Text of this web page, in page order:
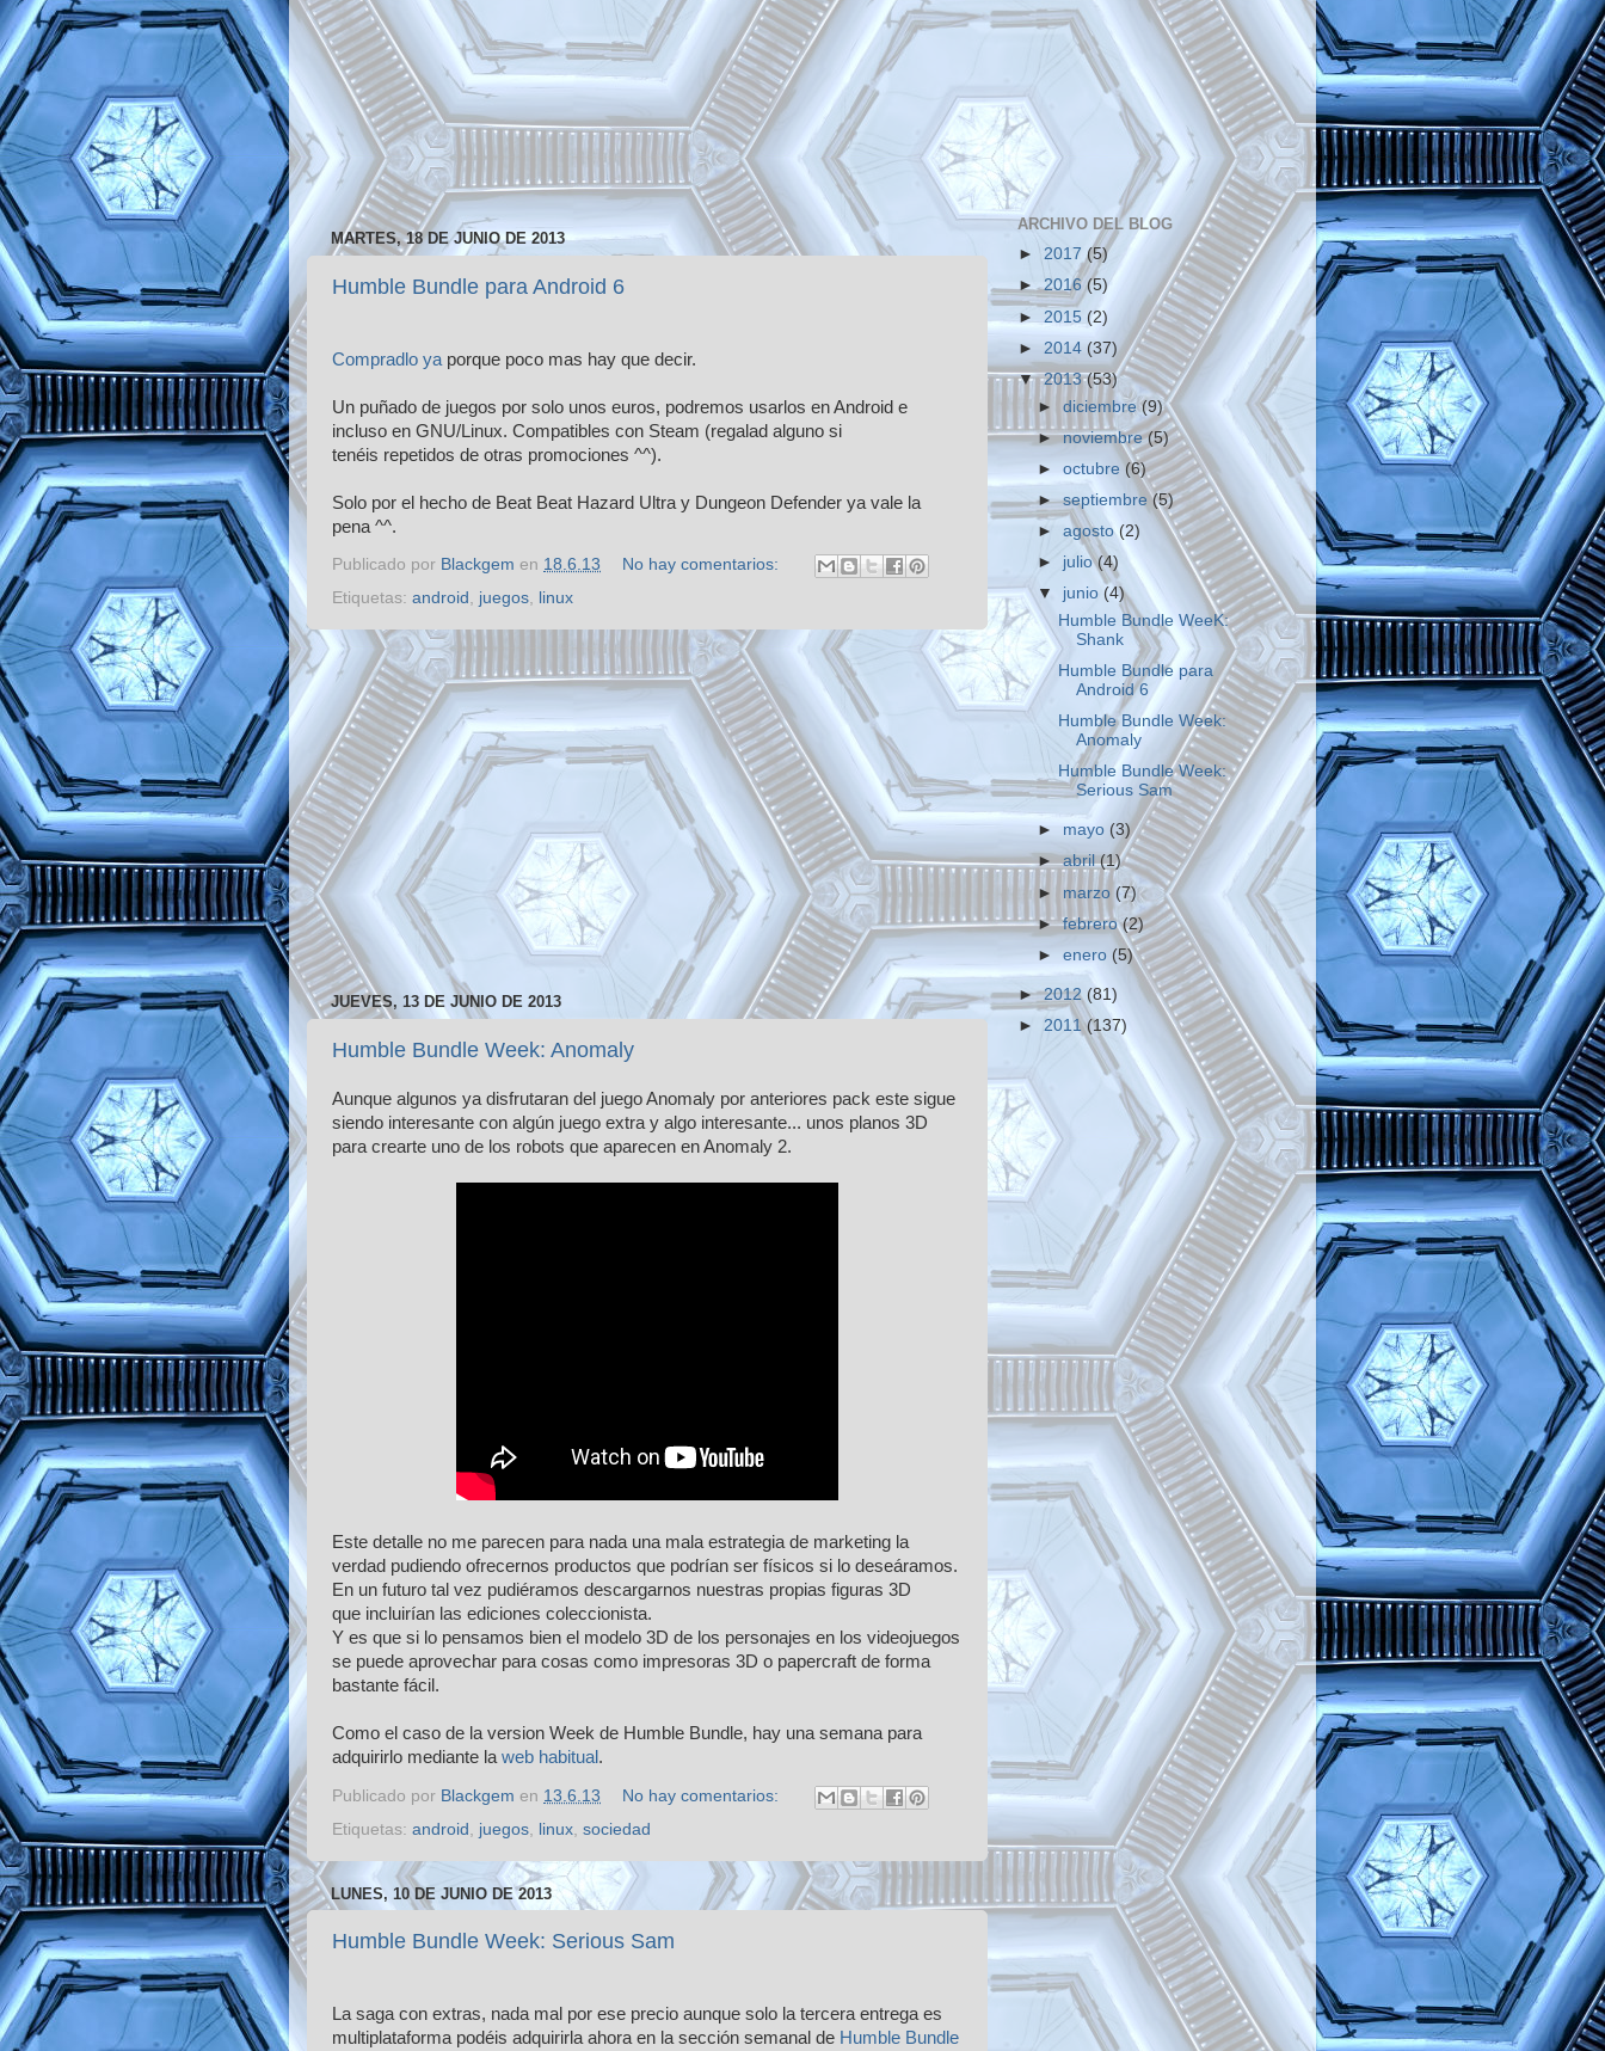
MARTES, 18 DE JUNIO DE 2013
Humble Bundle para Android 6
Compradlo ya porque poco mas hay que decir.
Un puñado de juegos por solo unos euros, podremos usarlos en Android e
incluso en GNU/Linux. Compatibles con Steam (regalad alguno si
tenéis repetidos de otras promociones ^^).
Solo por el hecho de Beat Beat Hazard Ultra y Dungeon Defender ya vale la
pena ^^.
Publicado por Blackgem en 18.6.13
No hay comentarios:
Etiquetas: android , juegos, linux
JUEVES, 13 DE JUNIO DE 2013
Humble Bundle Week: Anomaly
Aunque algunos ya disfrutaran del juego Anomaly por anteriores pack este sigue
siendo interesante con algún juego extra y algo interesante... unos planos 3D
para crearte uno de los robots que aparecen en Anomaly 2.
Este detalle no me parecen para nada una mala estrategia de marketing la
verdad pudiendo ofrecernos productos que podrían ser físicos si lo deseáramos.
En un futuro tal vez pudiéramos descargarnos nuestras propias figuras 3D
que incluirían las ediciones coleccionista.
Y es que si lo pensamos bien el modelo 3D de los personajes en los videojuegos
se puede aprovechar para cosas como impresoras 3D o papercraft de forma
bastante fácil.
Como el caso de la version Week de Humble Bundle, hay una semana para
adquirirlo mediante la web habitual .
Publicado por Blackgem en 13.6.13
No hay comentarios:
Etiquetas: android juegos linux sociedad
LUNES, 10 DE JUNIO DE 2013
Humble Bundle Week: Serious Sam
La saga con extras, nada mal por ese precio aunque solo la tercera entrega es
multiplataforma podéis adquirirla ahora en la sección semanal de Humble Bundle
ARCHIVO DEL BLOG
► 2017(5)
►2016(5)
► 2015 (2)
► 2014 (37)
▼2013(53)
►diciembre(9)
►noviembre(5)
►octubre(6)
►septiembre(5)
►agosto(2)
► julio(4)
▼ junio(4)
Humble Bundle WeeK:
Shank
Humble Bundle para
Android 6
Humble Bundle Week:
Anomaly
Humble Bundle Week:
Serious Sam
► mayo (3)
►abril(1)
► marzo(7)
►febrero(2)
►enero (5)
►2012 (81)
► 2011(137)